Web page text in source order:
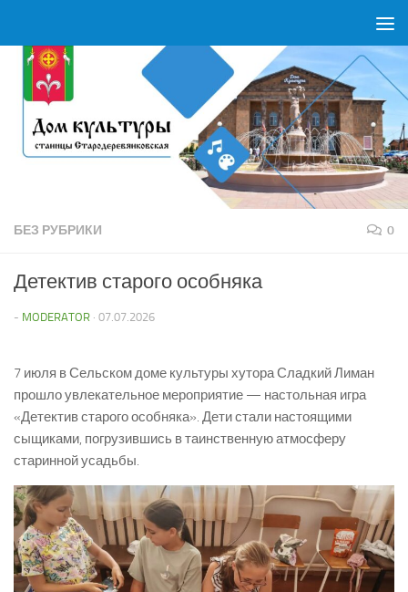
БЕЗ РУБРИКИ 0
Детектив старого особняка
- MODERATOR · 07.07.2026
7 июля в Сельском доме культуры хутора Сладкий Лиман
прошло увлекательное мероприятие — настольная игра
«Детектив старого особняка». Дети стали настоящими
сыщиками, погрузившись в таинственную атмосферу
старинной усадьбы.